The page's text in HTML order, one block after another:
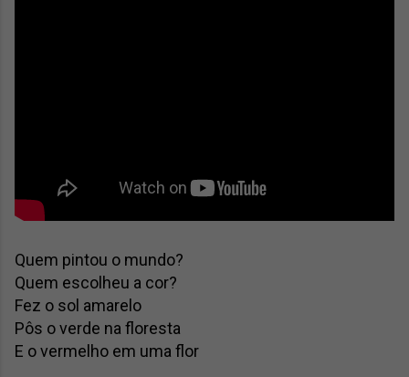
Quem pintou o mundo?
Quem escolheu a cor?
Fez o sol amarelo
Pôs o verde na floresta
E o vermelho em uma flor